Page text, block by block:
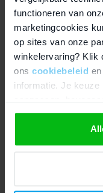
functioneren van
marketingcookies
op sites van onze
winkelervaring? Klik
ons cookiebeleid en
informatie. Je
We werken samen
kunnen ontvangen
ondersteuning voor
hebt een veelzijdige
Video: Wat is